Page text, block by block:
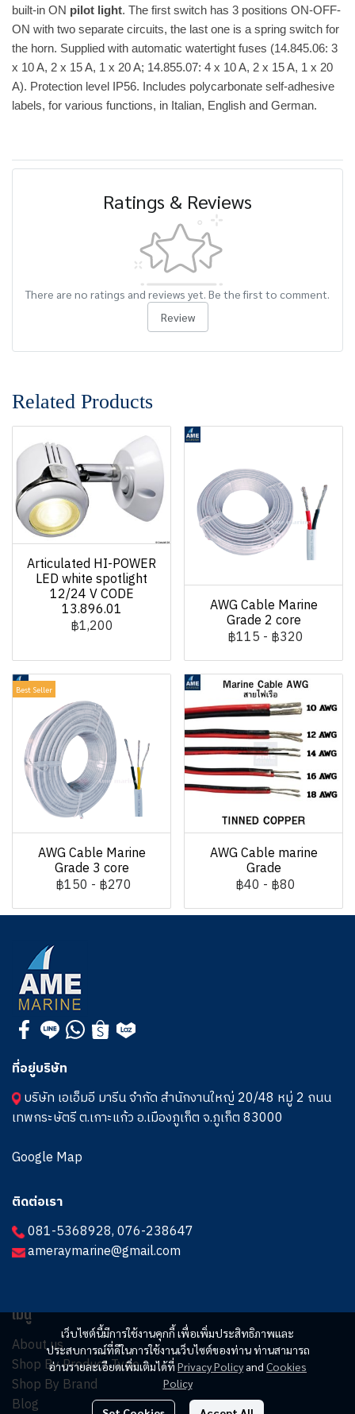
built-in ON pilot light. The first switch has 3 positions ON-OFF-
ON with two separate circuits, the last one is a spring switch for
the horn. Supplied with automatic watertight fuses (14.845.06: 3
x 10 A, 2 x 15 A, 1 x 20 A; 14.855.07: 4 x 10 A, 2 x 15 A, 1 x 20
A). Protection level IP56. Includes polycarbonate self-adhesive
labels, for various functions, in Italian, English and German.
Ratings & Reviews
There are no ratings and reviews yet. Be the first to comment.
Review
Related Products
Articulated HI-POWER
LED white spotlight
12/24 V CODE
13.896.01
฿1,200
AWG Cable Marine
Grade 2 core
฿115 - ฿320
Best Seller
AWG Cable Marine
Grade 3 core
฿150 - ฿270
AWG Cable marine
Grade
฿40 - ฿80
เว็บไซต์นี้มีการใช้งานคุกกี้ เพื่อเพิ่มประสิทธิภาพและ
ประสบการณ์ที่ดีในการใช้งานเว็บไซต์ของท่าน ท่านสามารถ
อ่านรายละเอียดเพิ่มเติมได้ที่ Privacy Policyand Cookies
Policy
ที่อยู่บริษัท
บริษัท เอเอ็มอี มารีน จำกัด สำนักงานใหญ่ 20/48 หมู่ 2 ถนน
เทพกระษัตรี ต.เกาะแก้ว อ.เมืองภูเก็ต จ.ภูเก็ต 83000
Google Map
ติดต่อเรา
081-5368928,076-238647
ameraymarine@gmail.com
เมนู
About us
Shop By Product Type
Shop By Brand
Blog